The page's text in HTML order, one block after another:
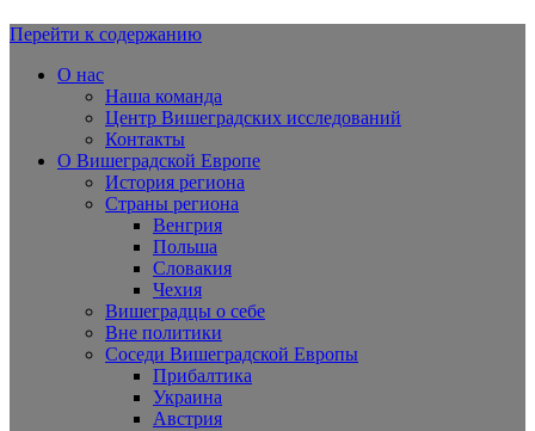
Вишеградская Европа
Перейти к содержанию
О нас
Наша команда
Центр Вишеградских исследований
Контакты
О Вишеградской Европе
История региона
Страны региона
Венгрия
Польша
Словакия
Чехия
Вишеградцы о себе
Вне политики
Соседи Вишеградской Европы
Прибалтика
Украина
Австрия